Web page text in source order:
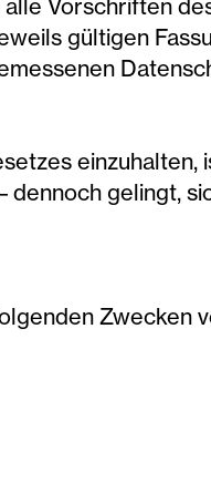
Vorschriften
gültigen
einzuhalten,
gelingt,
Zwecken